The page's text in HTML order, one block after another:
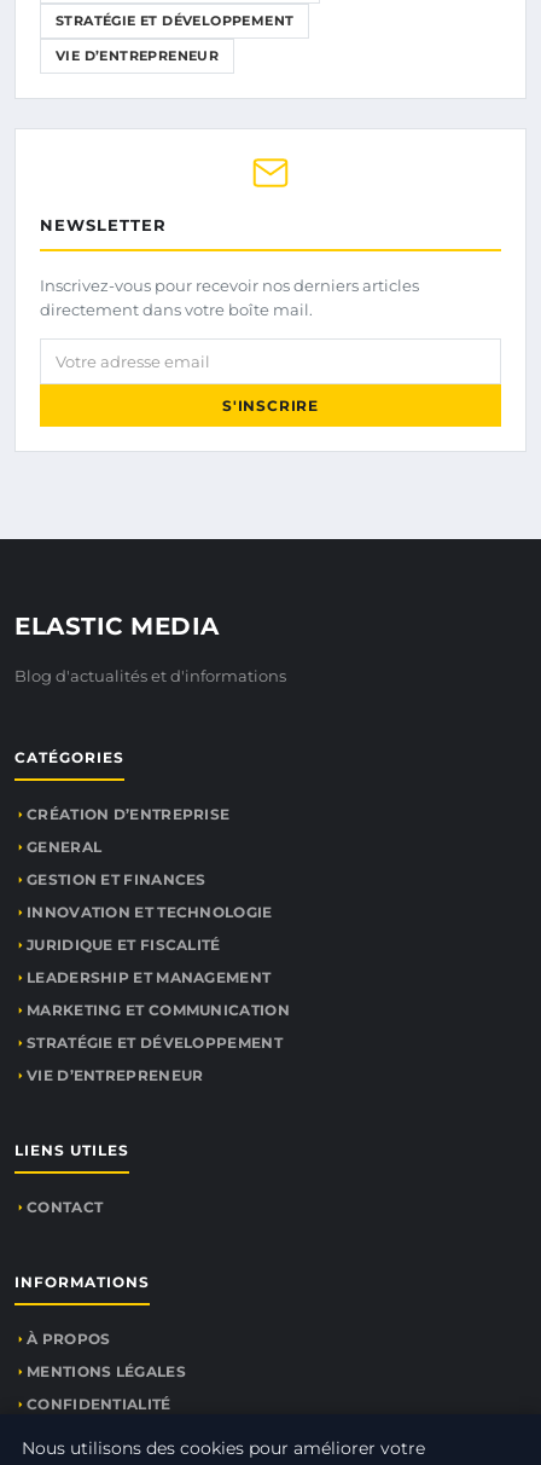
STRATÉGIE ET DÉVELOPPEMENT
VIE D’ENTREPRENEUR
NEWSLETTER
Inscrivez-vous pour recevoir nos derniers articles
directement dans votre boîte mail.
Votre adresse email
S'INSCRIRE
ELASTIC MEDIA
Blog d'actualités et d'informations
CATÉGORIES
CRÉATION D’ENTREPRISE
GENERAL
GESTION ET FINANCES
INNOVATION ET TECHNOLOGIE
JURIDIQUE ET FISCALITÉ
LEADERSHIP ET MANAGEMENT
MARKETING ET COMMUNICATION
STRATÉGIE ET DÉVELOPPEMENT
VIE D’ENTREPRENEUR
LIENS UTILES
CONTACT
INFORMATIONS
À PROPOS
MENTIONS LÉGALES
CONFIDENTIALITÉ
PLAN DU SITE
Nous utilisons des cookies pour améliorer votre